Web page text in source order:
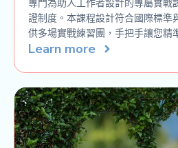
專門為助人工作者設計的專屬實戰
證制度。本課程設計符合國際標準
供多場實戰練習團，手把手讓您精
Learn more